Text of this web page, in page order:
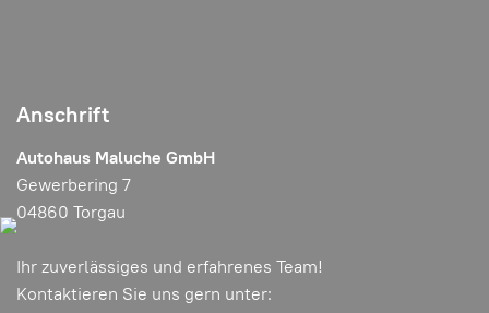
Hyundai i20 | 23.990,- EUR
Anschrift
Autohaus Maluche GmbH
Gewerbering 7
04860 Torgau
Ihr zuverlässiges und erfahrenes Team!
Kontaktieren Sie uns gern unter: